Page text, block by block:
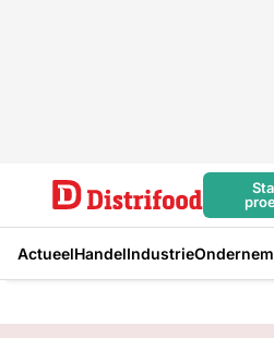
ActueelHandelIndustrie